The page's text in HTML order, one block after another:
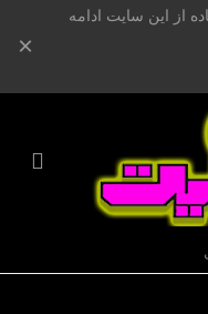
از این سایت ادامه
×